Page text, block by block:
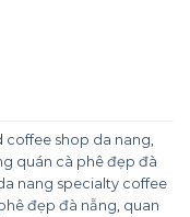
coffee shop da nang
quán cà phê đẹp đà
nang specialty coffee
đẹp đà nẵng quan